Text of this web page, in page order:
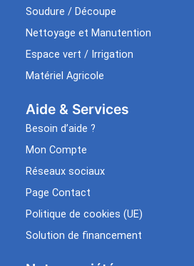
Soudure / Découpe
Nettoyage et Manutention
Espace vert / Irrigation
Matériel Agricole
Aide & Services​
Besoin d’aide ?
Mon Compte
Réseaux sociaux
Page Contact
Politique de cookies (UE)
Solution de financement